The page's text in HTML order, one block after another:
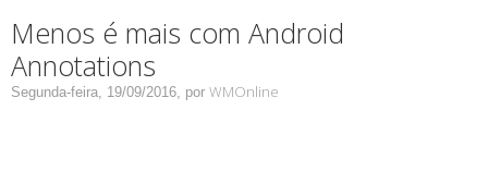
Menos é mais com Android
Annotations
Segunda-feira, 19/09/2016, por WMOnline